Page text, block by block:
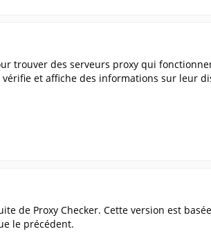
trouver des serveurs proxy qui
et affiche des informations sur leur
de Proxy Checker. Cette version est
le précédent.